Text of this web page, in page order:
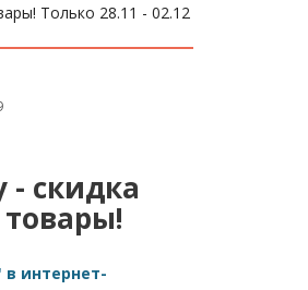
Только 28.11 - 02.12
- скидка
товары!
в интернет-